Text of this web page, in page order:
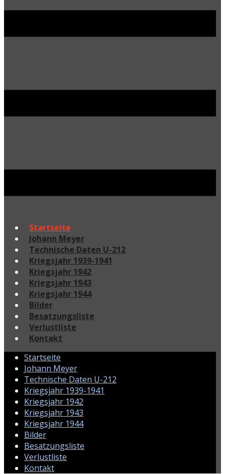
Startseite
Johann Meyer
Technische Daten U-212
Kriegsjahr 1939-1941
Kriegsjahr 1942
Kriegsjahr 1943
Kriegsjahr 1944
Bilder
Besatzungsliste
Verlustliste
Kontakt
Startseite
Johann Meyer
Technische Daten U-212
Kriegsjahr 1939-1941
Kriegsjahr 1942
Kriegsjahr 1943
Kriegsjahr 1944
Bilder
Besatzungsliste
Verlustliste
Kontakt